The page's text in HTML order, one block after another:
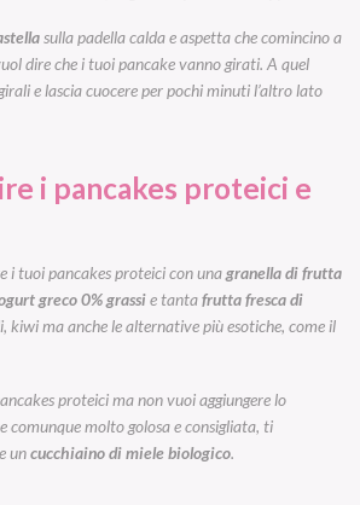
sulla padella calda e aspetta che comincino a
dire che i tuoi pancake vanno girati. A quel
e lascia cuocere per pochi minuti l’altro lato
i pancakes proteici e
i tuoi pancakes proteici conunagranelladi frutta
greco 0% grassie tantafrutta fresca di
kiwi ma anche le alternative più esotiche, come il
proteici ma non vuoi aggiungere lo
comunque molto golosa e consigliata, ti
uncucchiainodi miele biologico.